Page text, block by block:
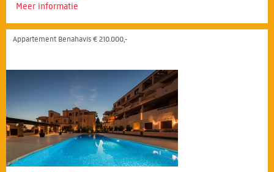
Meer informatie
Appartement Benahavís € 210.000,-